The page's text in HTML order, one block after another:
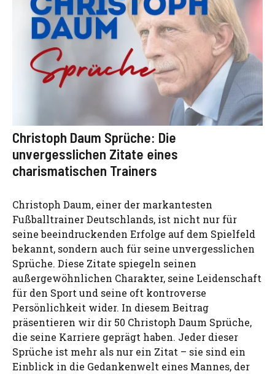
Christoph Daum Sprüche: Die
unvergesslichen Zitate eines
charismatischen Trainers
Christoph Daum, einer der markantesten
Fußballtrainer Deutschlands, ist nicht nur für
seine beeindruckenden Erfolge auf dem Spielfeld
bekannt, sondern auch für seine unvergesslichen
Sprüche. Diese Zitate spiegeln seinen
außergewöhnlichen Charakter, seine Leidenschaft
für den Sport und seine oft kontroverse
Persönlichkeit wider. In diesem Beitrag
präsentieren wir dir 50 Christoph Daum Sprüche,
die seine Karriere geprägt haben. Jeder dieser
Sprüche ist mehr als nur ein Zitat – sie sind ein
Einblick in die Gedankenwelt eines Mannes, der